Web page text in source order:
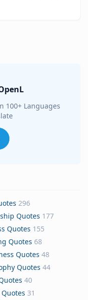
100+ Languages
296
Quotes 177
Quotes 155
Quotes 68
Quotes 48
Quotes 44
40
31